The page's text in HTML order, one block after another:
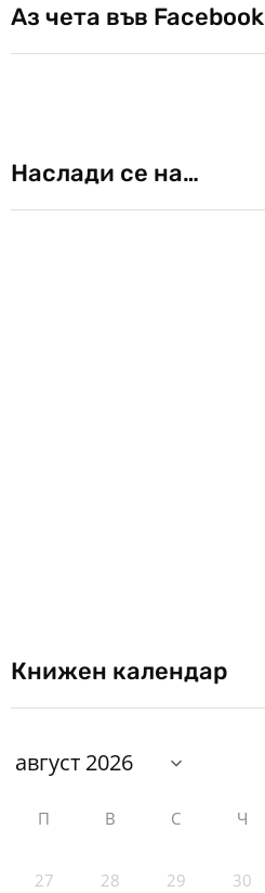
Аз чета във Facebook
Наслади се на…
Книжен календар
П В С Ч
27 28 29 30